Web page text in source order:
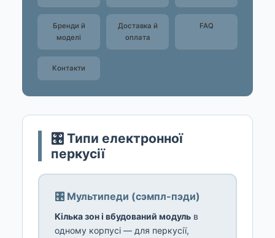
Бренди й
моделі
Доставка й
оплата
FAQ
Контакти
🎛️ Типи електронної
перкусії
🎛️ Мультипеди (сэмпл-пэди)
Кілька зон і вбудований модуль в
одному корпусі — для перкусії,